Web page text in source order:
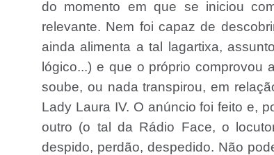
do momento em que se iniciou
relevante. Nem foi capaz de
ainda alimenta a tal lagartixa,
lógico...) e que o próprio comprovou
soube, ou nada transpirou, em
Lady Laura IV. O anúncio foi feito e,
outro (o tal da Rádio Face, o
despido, perdão, despedido. Não